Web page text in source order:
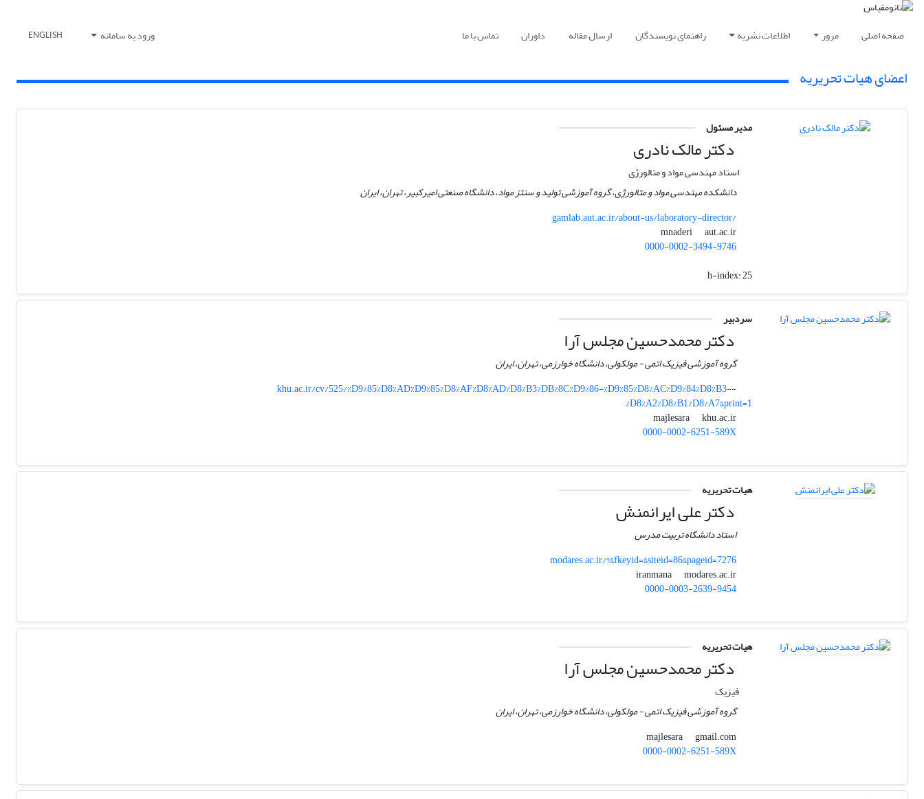
صفحه اصلی مرور اطلاعات نشریه راهنمای نویسندگان ارسال مقاله داوران تماس با ما ورود به سامانه ENGLISH
اعضای هیات تحریریه
مدیر مسئول
دکتر مالک نادری
استاد مهندسی مواد و متالورژی
دانشکده مهندسی مواد و متالورژی، گروه آموزشی تولید و سنتز مواد، دانشگاه صنعتی امیرکبیر، تهران، ایران
gamlab.aut.ac.ir/about-us/laboratory-director/
mnaderi
aut.ac.ir
0000-0002-3494-9746
h-index:25
سردبیر
دکتر محمدحسین مجلس آرا
گروه آموزشی فیزیک اتمی - مولکولی، دانشگاه خوارزمی، تهران، ایران
khu.ac.ir/cv/525/%D9%85%D8%AD%D9%85%D8%AF%D8%AD%D8%B3%DB%8C%D9%86-%D9%85%D8%AC%D9%84%D8%B3--
%D8%A2%D8%B1%D8%A7&print=1
majlesara
khu.ac.ir
0000-0002-6251-589X
هیات تحریریه
دکتر علی ایرانمنش
استاد دانشگاه تربیت مدرس
modares.ac.ir/?&fkeyid=&siteid=86&pageid=7276
iranmana
modares.ac.ir
0000-0003-2639-9454
هیات تحریریه
دکتر محمدحسین مجلس آرا
فیزیک
گروه آموزشی فیزیک اتمی - مولکولی، دانشگاه خوارزمی، تهران، ایران
majlesara
gmail.com
0000-0002-6251-589X